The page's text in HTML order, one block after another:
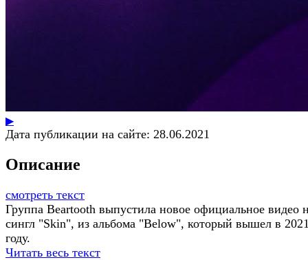
▶
Дата публикации на сайте: 28.06.2021
Описание
смотреть текст
Группа Beartooth выпустила новое официальное видео
сингл "Skin", из альбома "Below", который вышел в
году.
Читать весь текст